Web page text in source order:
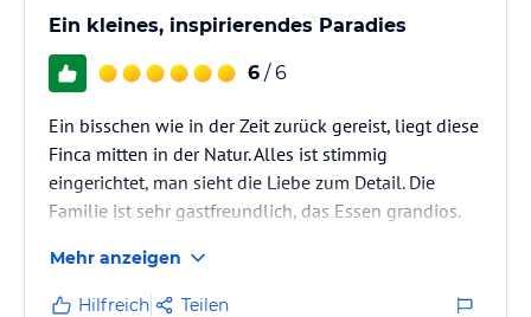
Ein kleines, inspirierendes Paradies
6 / 6
Ein bisschen wie in der Zeit zurück gereist, liegt diese
Finca mitten in der Natur. Alles ist stimmig
eingerichtet, man sieht die Liebe zum Detail. Die
Familie ist sehr gastfreundlich, das Essen grandios.
Mehr anzeigen
Hilfreich Teilen